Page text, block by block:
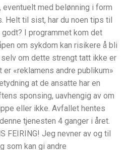
med belønning i form
Helt til sist, har du noen tips til
I programmet kom det
om sykdom kan risikere å bli
om dette strengt tatt ikke er
«reklamens andre publikum»
at de ansatte har en
sponsing, uavhengig av om
eller ikke. Avfallet hentes
tjenesten 4 ganger i året.
FEIRING! Jeg nevner av og til
som kan gi andre